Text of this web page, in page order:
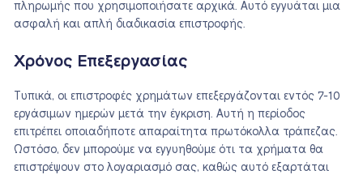
πληρωμής που χρησιμοποιήσατε αρχικά. Αυτό εγγυάται μια
ασφαλή και απλή διαδικασία επιστροφής.
Χρόνος Επεξεργασίας
Τυπικά, οι επιστροφές χρημάτων επεξεργάζονται εντός 7-10
εργάσιμων ημερών μετά την έγκριση. Αυτή η περίοδος
επιτρέπει οποιαδήποτε απαραίτητα πρωτόκολλα τράπεζας.
Ωστόσο, δεν μπορούμε να εγγυηθούμε ότι τα χρήματα θα
επιστρέψουν στο λογαριασμό σας, καθώς αυτό εξαρτάται